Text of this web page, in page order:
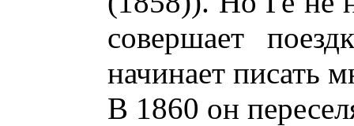
совершает
начинает писать
В 1860 он